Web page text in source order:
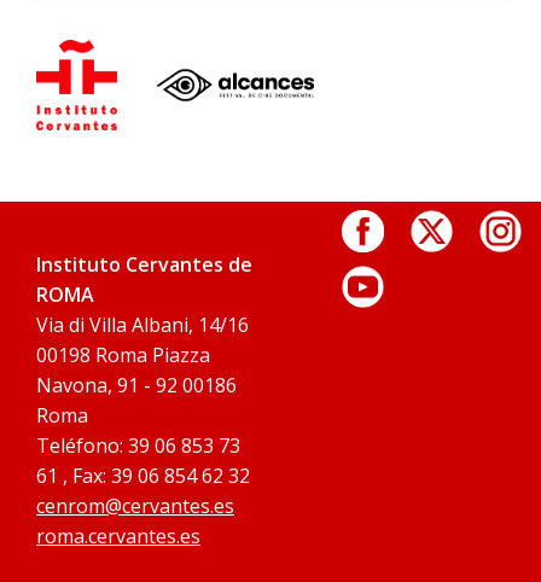
Instituto Cervantes de
ROMA
Via di Villa Albani, 14/16
00198 Roma Piazza
Navona, 91 - 92 00186
Roma
Teléfono: 39 06 853 73
61 , Fax: 39 06 854 62 32
cenrom@cervantes.es
roma.cervantes.es